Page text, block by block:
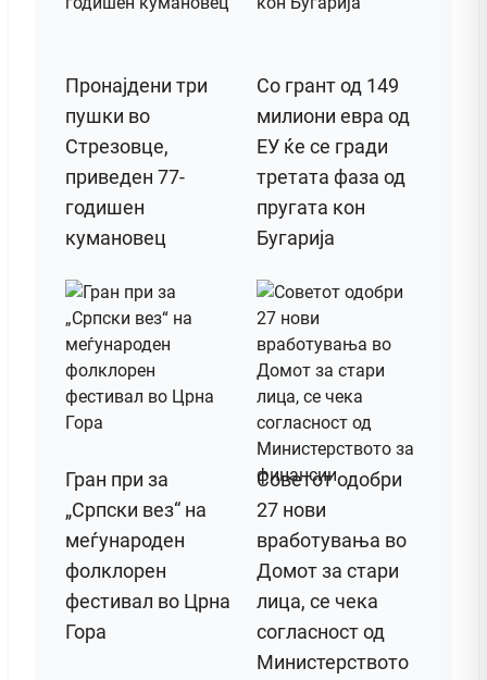
Пронајдени три
пушки во
Стрезовце,
приведен 77-
годишен
кумановец
Со грант од 149
милиони евра од
ЕУ ќе се гради
третата фаза од
пругата кон
Бугарија
Гран при за
„Српски вез“ на
меѓународен
фолклорен
фестивал во Црна
Гора
Советот одобри
27 нови
вработувања во
Домот за стари
лица, се чека
согласност од
Министерството